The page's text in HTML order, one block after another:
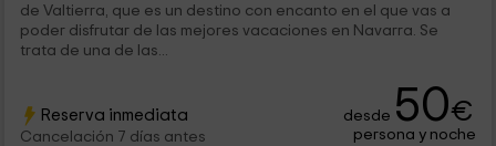
de Valtierra, que es un destino con encanto en el que vas a
poder disfrutar de las mejores vacaciones en Navarra. Se
trata de una de las...
Reserva inmediata
Cancelación 7 días antes
desde 50€
persona y noche